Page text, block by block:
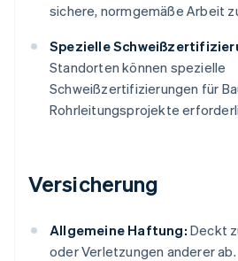
sichere, normgemäße Arbeit
Spezielle
Standorten können spezielle
Schweißzertifizierungen für
Rohrleitungsprojekte
Versicherung
Allgemeine Haftung: Deckt
oder Verletzungen anderer ab.